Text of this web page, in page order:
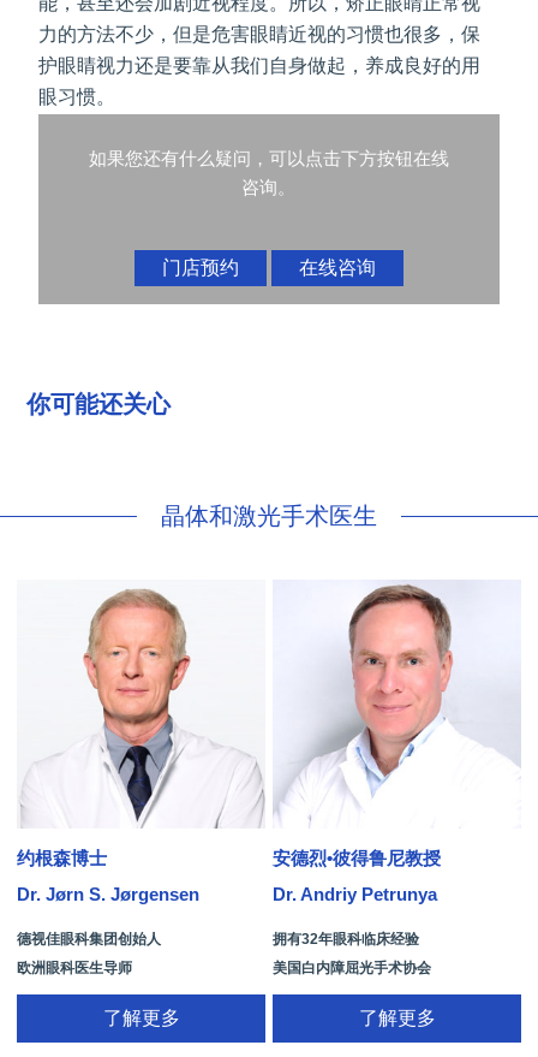
力的方法不少，但是危害眼睛近视的习惯也很多，保
护眼睛视力还是要靠从我们自身做起，养成良好的用
眼习惯。
如果您还有什么疑问，可以点击下方按钮在线
咨询。
门店预约 在线咨询
你可能还关心
晶体和激光手术医生
约根森博士
Dr. Jørn S. Jørgensen
德视佳眼科集团创始人
欧洲眼科医生导师
拥有35年眼科从业经历
了解更多
安德烈•彼得鲁尼教授
Dr. Andriy Petrunya
拥有32年眼科临床经验
美国白内障屈光手术协会
国际屈光手术协会(ISRS)
26项发明专利[青光眼手术/葡萄膜炎/斜
了解更多